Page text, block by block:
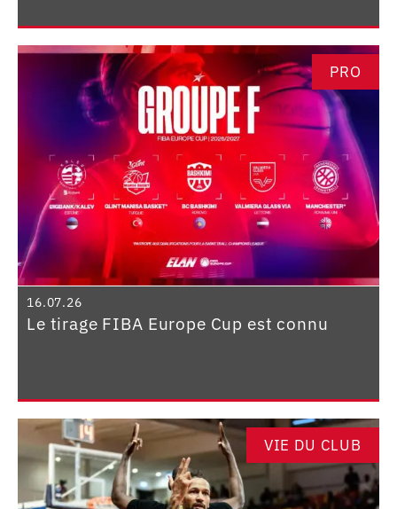
PRO
16.07.26
Le tirage FIBA Europe Cup est connu
VIE DU CLUB